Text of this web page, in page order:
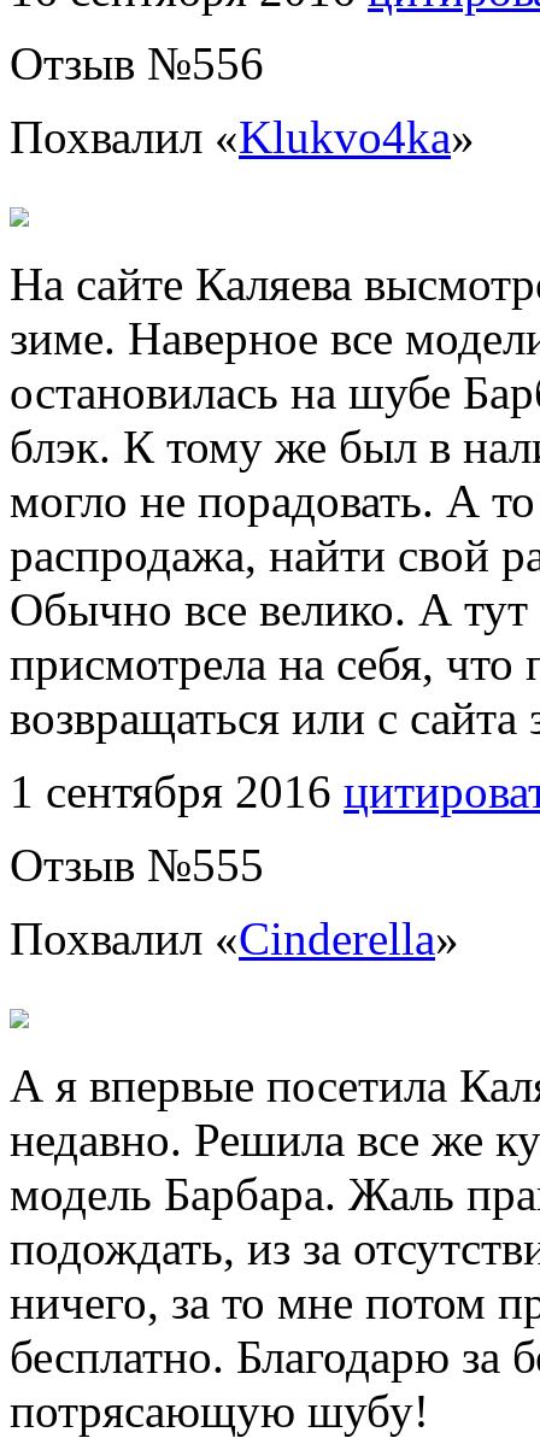
Отзыв №556
Похвалил «Klukvo4ka»
На сайте Каляева
зиме. Наверное все
остановилась на шубе
блэк. К тому же был в
могло не порадовать. А
распродажа, найти свой
Обычно все велико. А
присмотрела на себя, что
возвращаться или с
1 сентября 2016
Отзыв №555
Похвалил «Cinderella»
А я впервые посетила
недавно. Решила все же
модель Барбара. Жаль
подождать, из за
ничего, за то мне потом
бесплатно. Благодарю за
потрясающую шубу!